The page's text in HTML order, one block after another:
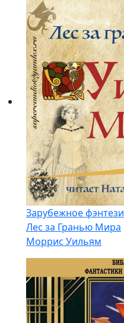
Зарубежное фэнтези
Лес за Гранью Мира
Моррис Уильям